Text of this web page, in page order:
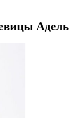
Адель